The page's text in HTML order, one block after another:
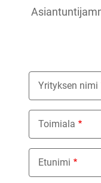
Yrityksen nimi
Toimiala
Nothing
Etunimi